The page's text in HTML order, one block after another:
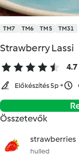
TM7 TM6 TM5 TM31
Strawberry Lassi
4.7
Előkészítés 5p
Összetevők
strawberries
hulled